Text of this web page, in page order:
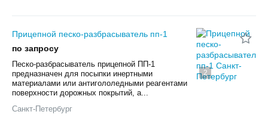
2
Прицепной песко-разбрасыватель пп-1
по запросу
Песко-разбрасыватель прицепной ПП-1
предназначен для посыпки инертными
материалами или антигололедными реагентами
поверхности дорожных покрытий, а...
Санкт-Петербург